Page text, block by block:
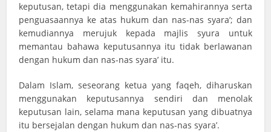
keputusan, tetapi dia menggunakan kemahirannya serta
penguasaannya ke atas hukum dan nas-nas syara’; dan
kemudiannya merujuk kepada majlis syura untuk
memantau bahawa keputusannya itu tidak berlawanan
dengan hukum dan nas-nas syara’ itu.
Dalam Islam, seseorang ketua yang faqeh, diharuskan
menggunakan keputusannya sendiri dan menolak
keputusan lain, selama mana keputusan yang dibuatnya
itu bersejalan dengan hukum dan nas-nas syara’.